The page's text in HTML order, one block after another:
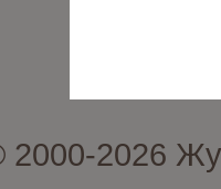
2026